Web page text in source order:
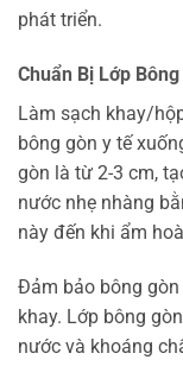
phát triển.
Chuẩn Bị Lớp
Làm sạch khay/
bông gòn y tế
gòn là từ 2-3 cm,
nước nhẹ nhàng
này đến khi ẩm
Đảm bảo bông
khay. Lớp bông
nước và khoáng